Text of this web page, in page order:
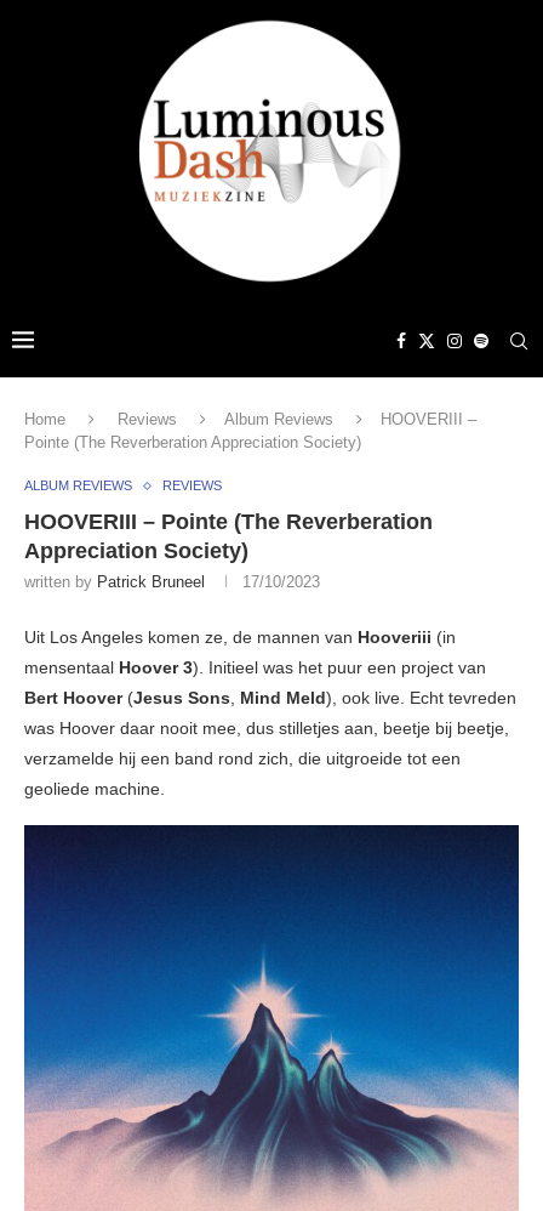
Home Reviews Album Reviews
HOOVERIII –
Pointe (The Reverberation Appreciation Society)
ALBUM REVIEWS REVIEWS
HOOVERIII – Pointe (The Reverberation
Appreciation Society)
written by Patrick Bruneel 17/10/2023
Uit Los Angeles komen ze, de mannen van Hooveriii (in
mensentaal Hoover 3). Initieel was het puur een project van
Bert Hoover (Jesus Sons, Mind Meld), ook live. Echt tevreden
was Hoover daar nooit mee, dus stilletjes aan, beetje bij beetje,
verzamelde hij een band rond zich, die uitgroeide tot een
geoliede machine.